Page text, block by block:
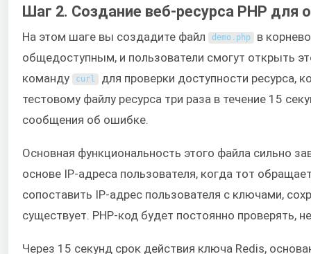
Шаг 2. Создание веб-ресурса PHP для
На этом шаге вы создадите файл demo. php в
общедоступным, и пользователи смогут открыть
команду
curl для проверки доступности ресурса,
тестовому файлу ресурса три раза в течение 15
сообщения об ошибке.
Основная функциональность этого файла сильно
основе IP-адреса пользователя, когда тот
сопоставить IP-адрес пользователя с ключами,
существует. PHP-код будет постоянно проверять,
Через 15 секунд срок действия ключа Redis,